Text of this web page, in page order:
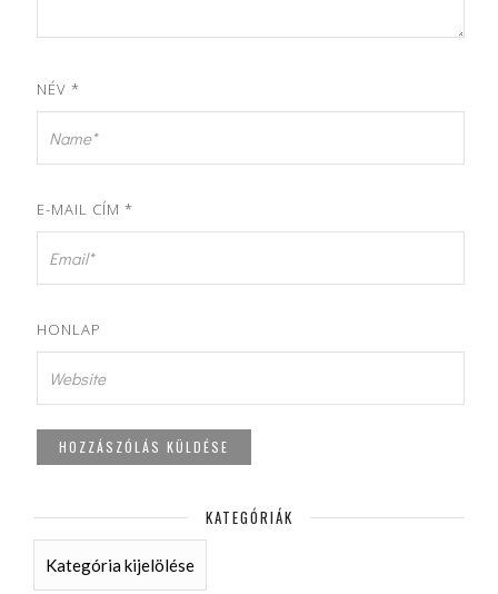
NÉV *
E-MAIL CÍM *
HONLAP
KATEGÓRIÁK
KATEGÓRIÁK